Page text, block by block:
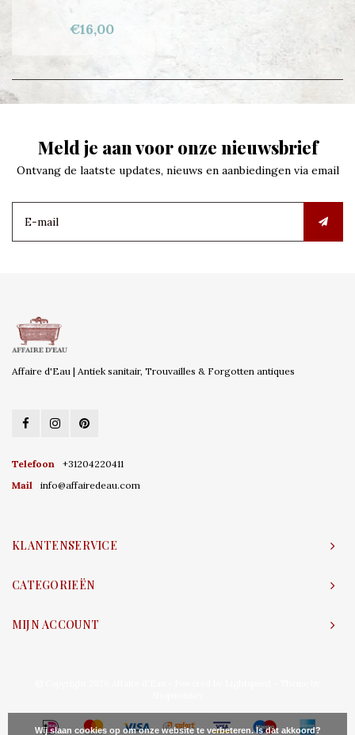
€16,00
Meld je aan voor onze nieuwsbrief
Ontvang de laatste updates, nieuws en aanbiedingen via email
Affaire d'Eau | Antiek sanitair, Trouvailles & Forgotten antiques
Telefoon
+31204220411
Mail
info@affairedeau.com
KLANTENSERVICE
CATEGORIEËN
MIJN ACCOUNT
Wij slaan cookies op om onze website te verbeteren. Is dat akkoord?